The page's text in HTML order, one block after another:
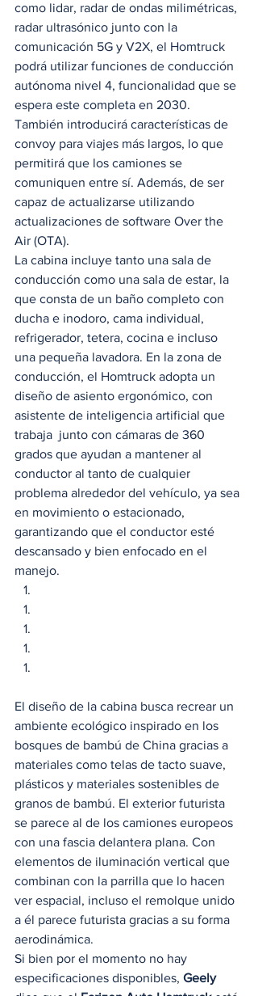
como lidar, radar de ondas milimétricas,
radar ultrasónico junto con la
comunicación 5G y V2X, el Homtruck
podrá utilizar funciones de conducción
autónoma nivel 4, funcionalidad que se
espera este completa en 2030.
También introducirá características de
convoy para viajes más largos, lo que
permitirá que los camiones se
comuniquen entre sí. Además, de ser
capaz de actualizarse utilizando
actualizaciones de software Over the
Air (OTA).
La cabina incluye tanto una sala de
conducción como una sala de estar, la
que consta de un baño completo con
ducha e inodoro, cama individual,
refrigerador, tetera, cocina e incluso
una pequeña lavadora. En la zona de
conducción, el Homtruck adopta un
diseño de asiento ergonómico, con
asistente de inteligencia artificial que
trabaja  junto con cámaras de 360
grados que ayudan a mantener al
conductor al tanto de cualquier
problema alrededor del vehículo, ya sea
en movimiento o estacionado,
garantizando que el conductor esté
descansado y bien enfocado en el
manejo.
El diseño de la cabina busca recrear un
ambiente ecológico inspirado en los
bosques de bambú de China gracias a
materiales como telas de tacto suave,
plásticos y materiales sostenibles de
granos de bambú. El exterior futurista
se parece al de los camiones europeos
con una fascia delantera plana. Con
elementos de iluminación vertical que
combinan con la parrilla que lo hacen
ver espacial, incluso el remolque unido
a él parece futurista gracias a su forma
aerodinámica.
Si bien por el momento no hay
especificaciones disponibles, Geely